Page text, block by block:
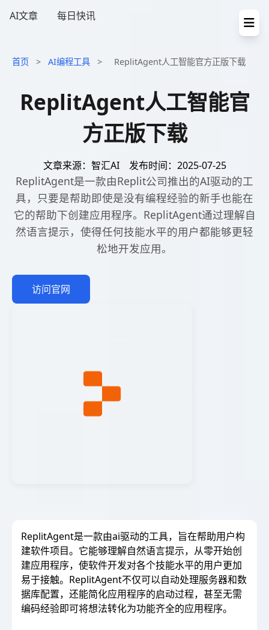
AI文章 每日快讯
首页 > AI编程工具 > ReplitAgent人工智能官方正版下载
ReplitAgent人工智能官
方正版下载
文章来源：智汇AI 发布时间：2025-07-25
ReplitAgent是一款由Replit公司推出的AI驱动的工
具，只要是帮助即使是没有编程经验的新手也能在
它的帮助下创建应用程序。ReplitAgent通过理解自
然语言提示，使得任何技能水平的用户都能够更轻
松地开发应用。
访问官网
ReplitAgent是一款由ai驱动的工具，旨在帮助用户构
建软件项目。它能够理解自然语言提示，从零开始创
建应用程序，使软件开发对各个技能水平的用户更加
易于接触。ReplitAgent不仅可以自动处理服务器和数
据库配置，还能简化应用程序的启动过程，甚至无需
编码经验即可将想法转化为功能齐全的应用程序。